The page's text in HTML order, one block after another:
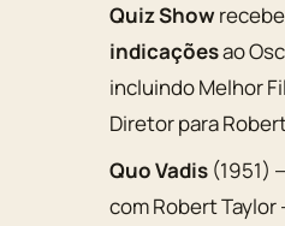
Quiz Show
indicaçõesao
incluindo Melhor
Diretor para
Quo Vadis (1951)
com Robert